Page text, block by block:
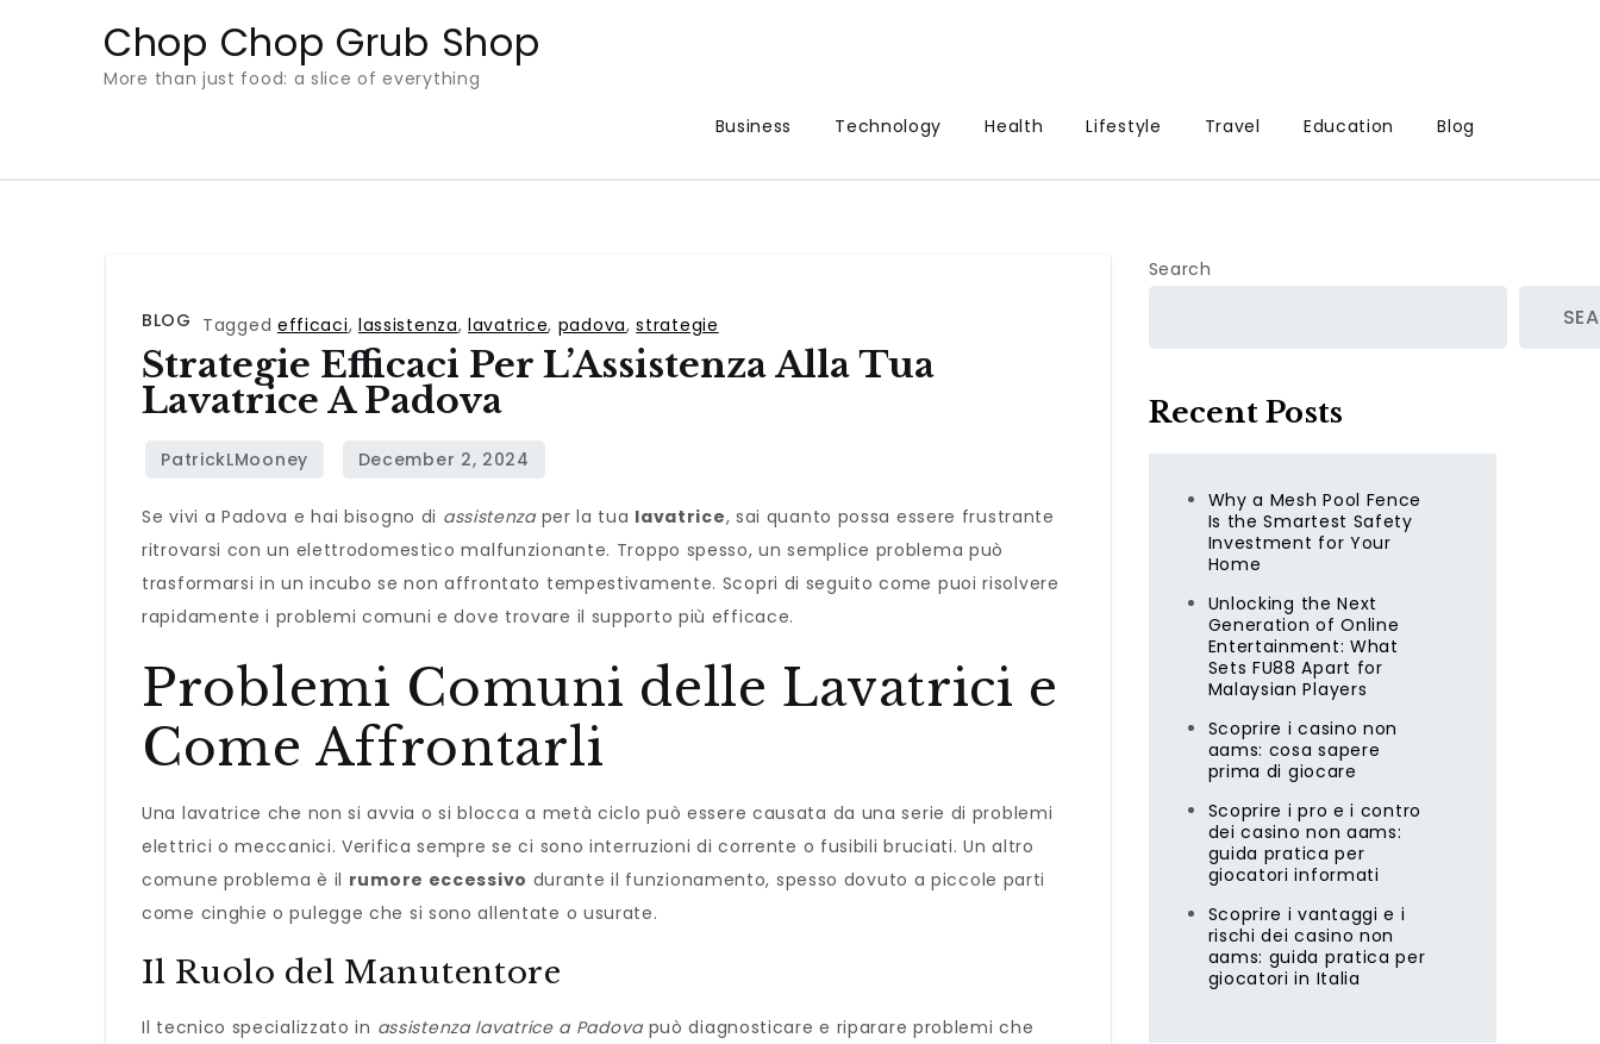
Chop Chop Grub Shop
More than just food: a slice of everything
Business
Technology Health Lifestyle Travel Education Blog
BLOG Tagged efficaci, lassistenza,lavatrice, padova,strategie
Strategie Efficaci Per L’Assistenza Alla Tua
Lavatrice A Padova
Se vivi a Padova e hai bisogno di assistenzaper la tua lavatrice, sai quanto possa essere frustrante
ritrovarsi con un elettrodomestico malfunzionante. Troppo spesso, un semplice problema può
trasformarsi in un incubo se non affrontato tempestivamente. Scopri di seguito come puoi risolvere
rapidamente i problemi comuni e dove trovare il supporto più efficace.
Problemi Comuni delle Lavatrici e
Come Affrontarli
Una lavatrice che non si avvia o si blocca a metà ciclo può essere causata da una serie di problemi
elettrici o meccanici. Verifica sempre se ci sono interruzioni di corrente o fusibili bruciati. Un altro
comune problema è il rumore eccessivo durante il funzionamento, spesso dovuto a piccole parti
come cinghie o pulegge che si sono allentate o usurate.
Il Ruolo del Manutentore
Il tecnico specializzato in assistenza lavatrice a Padovapuò diagnosticare e riparare problemi che
Search
Recent Posts
Why a Mesh Pool Fence
Is the Smartest Safety
Investment for Your
Home
Unlocking the Next
Generation of Online
Entertainment: What
Sets FU88 Apart for
Malaysian Players
Scoprire i casino non
aams: cosa sapere
prima di giocare
Scoprire i pro e i contro
dei casino non aams:
guida pratica per
giocatori informati
Scoprire i vantaggi e i
rischi dei casino non
aams: guida pratica per
giocatori in Italia